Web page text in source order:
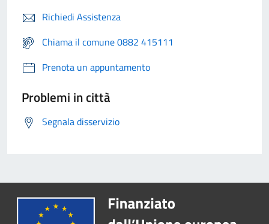
Richiedi Assistenza
Chiama il comune 0882 415111
Prenota un appuntamento
Problemi in città
Segnala disservizio